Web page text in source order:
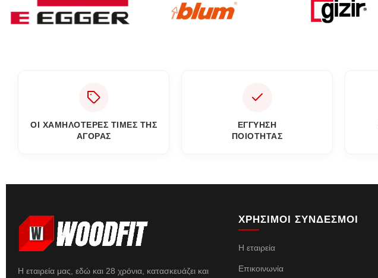
ΟΙ ΧΑΜΗΛΟΤΕΡΕΣ ΤΙΜΕΣ ΤΗΣ
ΑΓΟΡΑΣ
ΕΓΓΎΗΣΗ
ΠΟΙΌΤΗΤΑΣ
Η εταιρεία μας, εδώ και 28 χρόνια, κατασκευάζει και
ΧΡΗΣΙΜΟΙ ΣΥΝΔΕΣΜΟΙ
Η εταιρεία
Επικοινωνία